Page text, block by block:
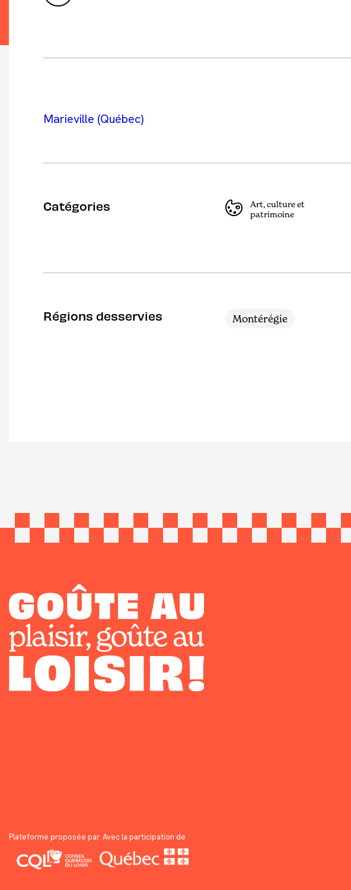
Marieville (Québec)
Catégories
Art, culture et
patrimoine
Régions desservies Montérégie
Plateforme proposée par Avec la participation de